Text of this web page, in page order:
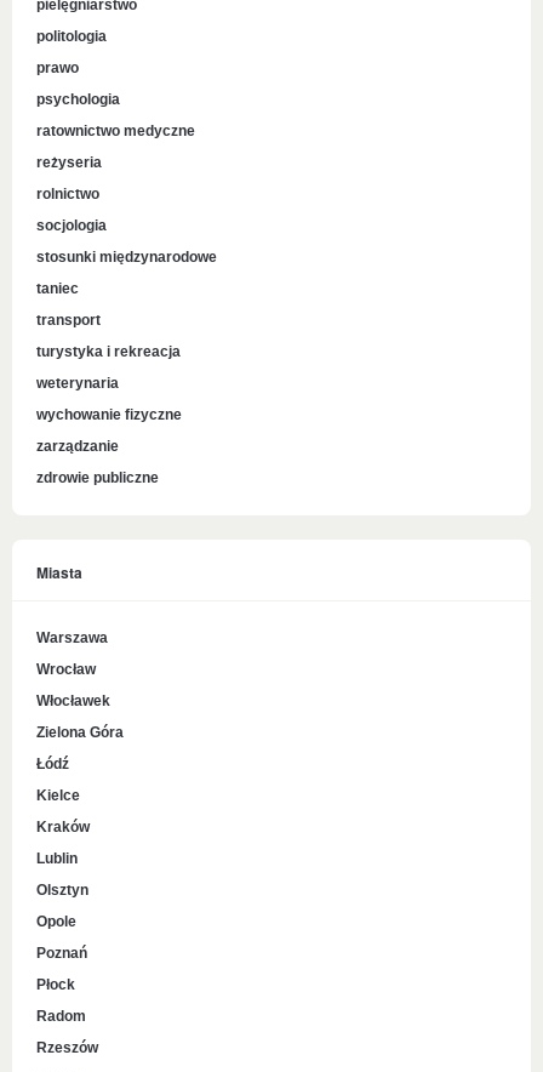
pielęgniarstwo
politologia
prawo
psychologia
ratownictwo medyczne
reżyseria
rolnictwo
socjologia
stosunki międzynarodowe
taniec
transport
turystyka i rekreacja
weterynaria
wychowanie fizyczne
zarządzanie
zdrowie publiczne
Miasta
Warszawa
Wrocław
Włocławek
Zielona Góra
Łódź
Kielce
Kraków
Lublin
Olsztyn
Opole
Poznań
Płock
Radom
Rzeszów